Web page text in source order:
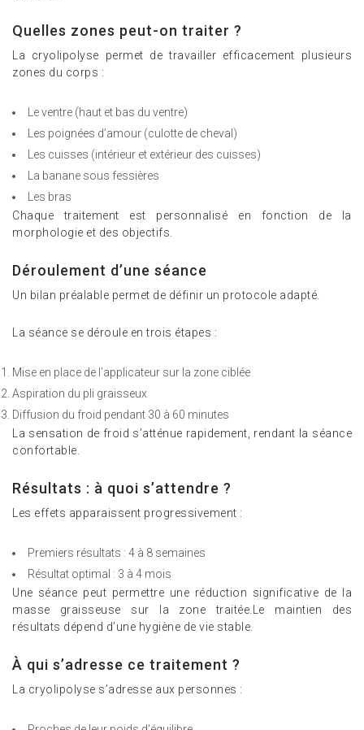
Quelles zones peut-on traiter ?
La cryolipolyse permet de travailler efficacement plusieurs
zones du corps :
Le ventre (haut et bas du ventre)
Les poignées d’amour (culotte de cheval)
Les cuisses (intérieur et extérieur des cuisses)
La banane sous fessières
Les bras
Chaque traitement est personnalisé en fonction de la
morphologie et des objectifs.
Déroulement d’une séance
Un bilan préalable permet de définir un protocole adapté.
La séance se déroule en trois étapes :
Mise en place de l’applicateur sur la zone ciblée
Aspiration du pli graisseux
Diffusion du froid pendant 30 à 60 minutes
La sensation de froid s’atténue rapidement, rendant la séance
confortable.
Résultats : à quoi s’attendre ?
Les effets apparaissent progressivement :
Premiers résultats : 4 à 8 semaines
Résultat optimal : 3 à 4 mois
Une séance peut permettre une réduction significative de la
masse graisseuse sur la zone traitée.Le maintien des
résultats dépend d’une hygiène de vie stable.
À qui s’adresse ce traitement ?
La cryolipolyse s’adresse aux personnes :